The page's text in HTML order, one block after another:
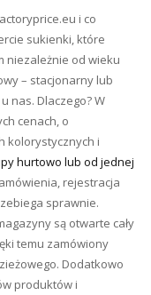
i co
sukienki, które
niezależnie od wieku
– stacjonarny lub
nas. Dlaczego? W
cenach, o
kolorystycznych i
hurtowo lub od jednej
rejestracja
sprawnie.
są otwarte cały
temu zamówiony
Dodatkowo
produktów i